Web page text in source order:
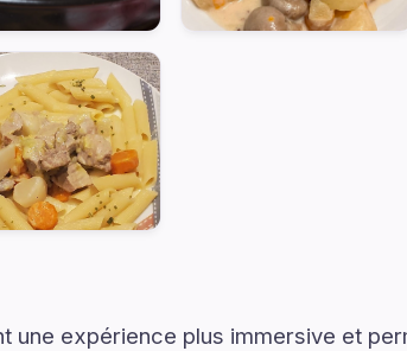
une expérience plus immersive et